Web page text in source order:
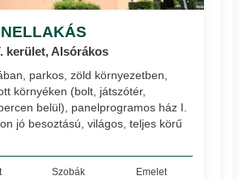
kerület, Alsórákos
parkos, zöld környezetben,
környéken (bolt, játszótér,
belül), panelprogramos ház I.
jó besoztású, világos, teljes körű
Szobák Emelet